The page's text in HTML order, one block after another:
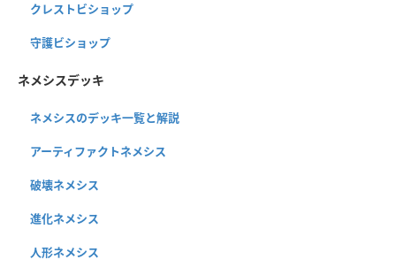
クレストビショップ
守護ビショップ
ネメシスデッキ
ネメシスのデッキ一覧と解説
アーティファクトネメシス
破壊ネメシス
進化ネメシス
人形ネメシス